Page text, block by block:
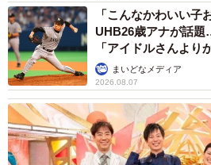
いこう」という気持ちがすごく伝
私たちもとても嬉しかったです。
――スッキリンさんが親身になって
わってきます。
3回目も弊社を呼んでいただけたの
たのではないかと思います。とて
「こんなかわいい子
UHB26歳アナが話
「アイドルさんより
か」まいどなメディア
2026.08.07